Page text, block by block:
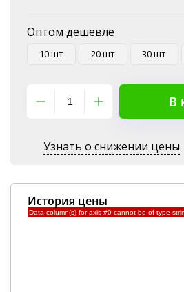
Оптом дешевле
10 шт 20 шт 30 шт
В
Узнать о снижении цены
История цены
Data column(s) for axis #0 cannot be of type